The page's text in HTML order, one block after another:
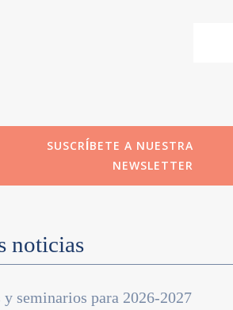
SUSCRÍBETE A NUESTRA
NEWSLETTER
noticias
y seminarios para 2026-2027